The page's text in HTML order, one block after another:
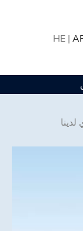
HE |